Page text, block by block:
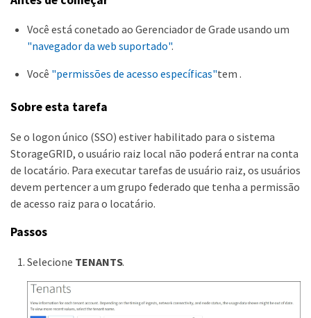
Você está conetado ao Gerenciador de Grade usando um
"navegador da web suportado".
Você "permissões de acesso específicas"tem .
Sobre esta tarefa
Se o logon único (SSO) estiver habilitado para o sistema
StorageGRID, o usuário raiz local não poderá entrar na conta
de locatário. Para executar tarefas de usuário raiz, os usuários
devem pertencer a um grupo federado que tenha a permissão
de acesso raiz para o locatário.
Passos
Selecione TENANTS.